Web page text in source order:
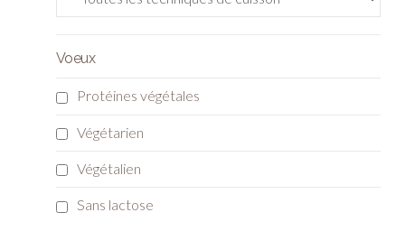
Voeux
Protéines végétales
Végétarien
Végétalien
Sans lactose